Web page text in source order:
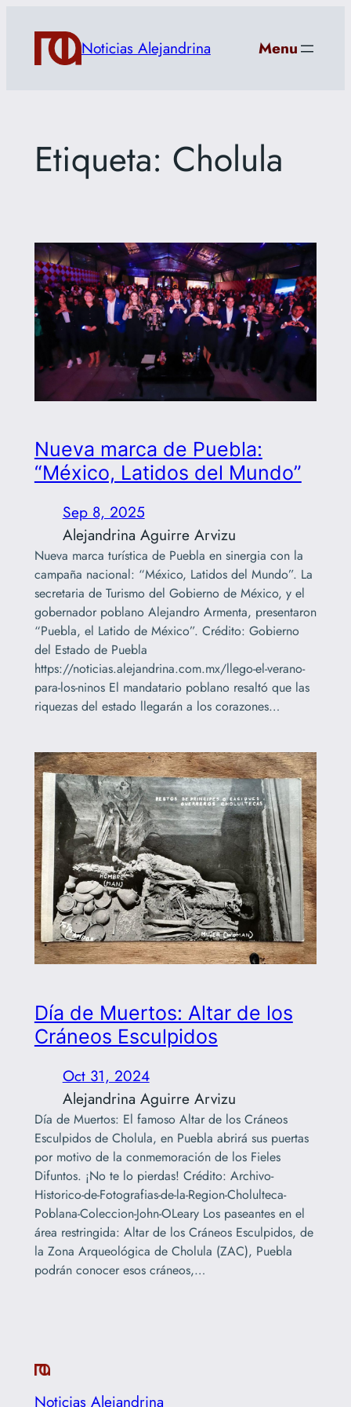
contenido
Noticias Alejandrina Menu
Etiqueta: Cholula
Nueva marca de Puebla:
“México, Latidos del Mundo”
Sep 8, 2025
Alejandrina Aguirre Arvizu
Nueva marca turística de Puebla en sinergia con la
campaña nacional: “México, Latidos del Mundo”. La
secretaria de Turismo del Gobierno de México, y el
gobernador poblano Alejandro Armenta, presentaron
“Puebla, el Latido de México”. Crédito: Gobierno
del Estado de Puebla
https://noticias.alejandrina.com.mx/llego-el-verano-
para-los-ninos El mandatario poblano resaltó que las
riquezas del estado llegarán a los corazones…
Día de Muertos: Altar de los
Cráneos Esculpidos
Oct 31, 2024
Alejandrina Aguirre Arvizu
Día de Muertos: El famoso Altar de los Cráneos
Esculpidos de Cholula, en Puebla abrirá sus puertas
por motivo de la conmemoración de los Fieles
Difuntos. ¡No te lo pierdas! Crédito: Archivo-
Historico-de-Fotografias-de-la-Region-Cholulteca-
Poblana-Coleccion-John-OLeary Los paseantes en el
área restringida: Altar de los Cráneos Esculpidos, de
la Zona Arqueológica de Cholula (ZAC), Puebla
podrán conocer esos cráneos,…
Noticias Alejandrina